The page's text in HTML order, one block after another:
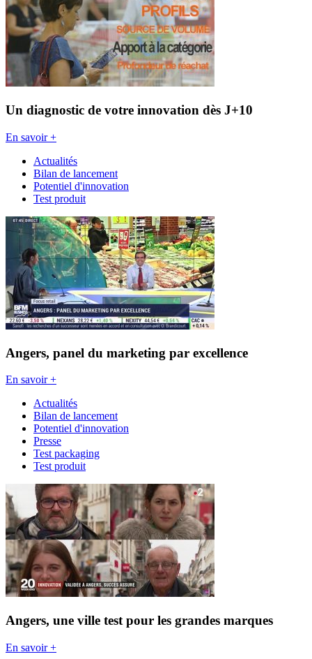
Un diagnostic de votre innovation dès J+10
En savoir +
Actualités
Bilan de lancement
Potentiel d'innovation
Test produit
Angers, panel du marketing par excellence
En savoir +
Actualités
Bilan de lancement
Potentiel d'innovation
Presse
Test packaging
Test produit
Angers, une ville test pour les grandes marques
En savoir +